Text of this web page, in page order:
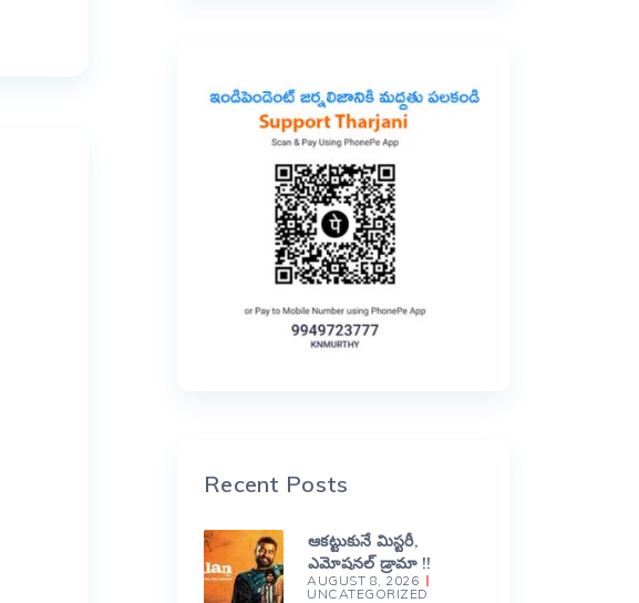
Recent Posts
ఆకట్టుకునే మిస్టరీ,
ఎమోషనల్ డ్రామా !!
AUGUST 8, 2026
UNCATEGORIZED